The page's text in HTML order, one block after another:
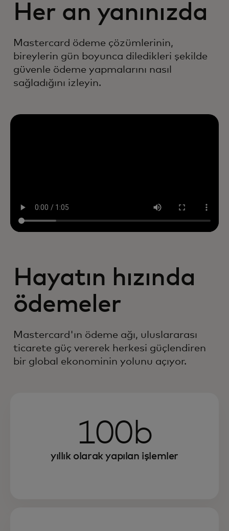
Her an yanınızda
Mastercard ödeme çözümlerinin,
bireylerin gün boyunca diledikleri şekilde
güvenle ödeme yapmalarını nasıl
sağladığını izleyin.
Hayatın hızında
ödemeler
Mastercard'ın ödeme ağı, uluslararası
ticarete güç vererek herkesi güçlendiren
bir global ekonominin yolunu açıyor.
100b
yıllık olarak yapılan işlemler